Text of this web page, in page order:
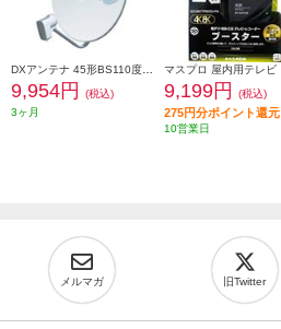
9,954円
(税込)
3ヶ月
9,199円 (税込)
275円分ポイント還元
10営業日
メルマガ 旧Twitter